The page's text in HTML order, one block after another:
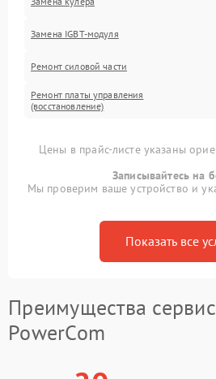
Замена IGBT-модуля
Ремонт силовой части
Ремонт платы управления
(восстановление)
Цены в прайс-листе указаны
Записывайтесь на
Мы проверим ваше устройство и
Показать все
Преимущества
PowerCom